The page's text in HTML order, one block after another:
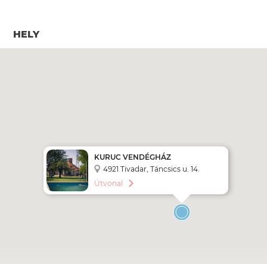
HELY
KURUC VENDÉGHÁZ
4921 Tivadar, Táncsics u. 14.
Útvonal